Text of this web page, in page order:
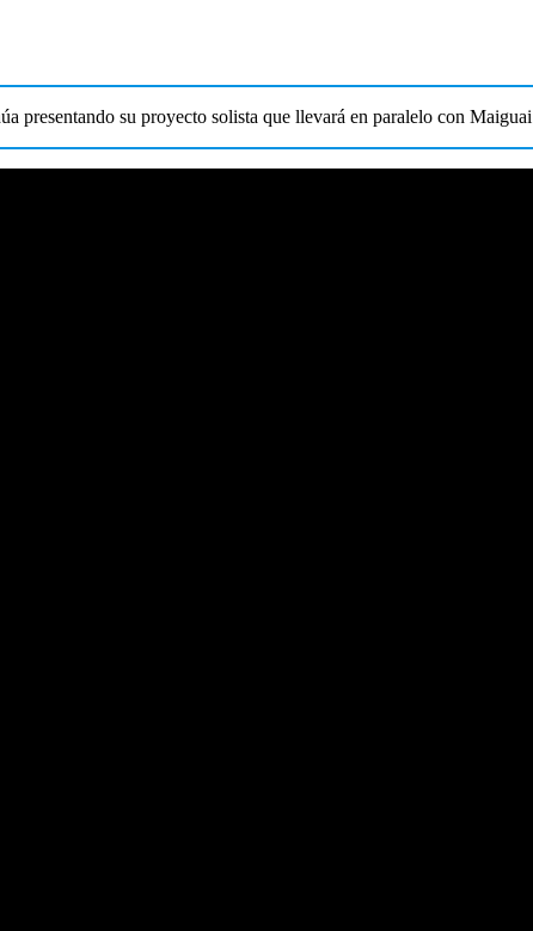
presentando su proyecto solista que llevará en paralelo con Maiguai